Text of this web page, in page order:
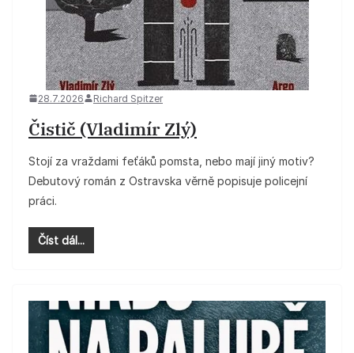
28.7.2026 Richard Spitzer
Čistič (Vladimír Zlý)
Stojí za vraždami feťáků pomsta, nebo mají jiný motiv?
Debutový román z Ostravska věrně popisuje policejní
práci.
Číst dál...